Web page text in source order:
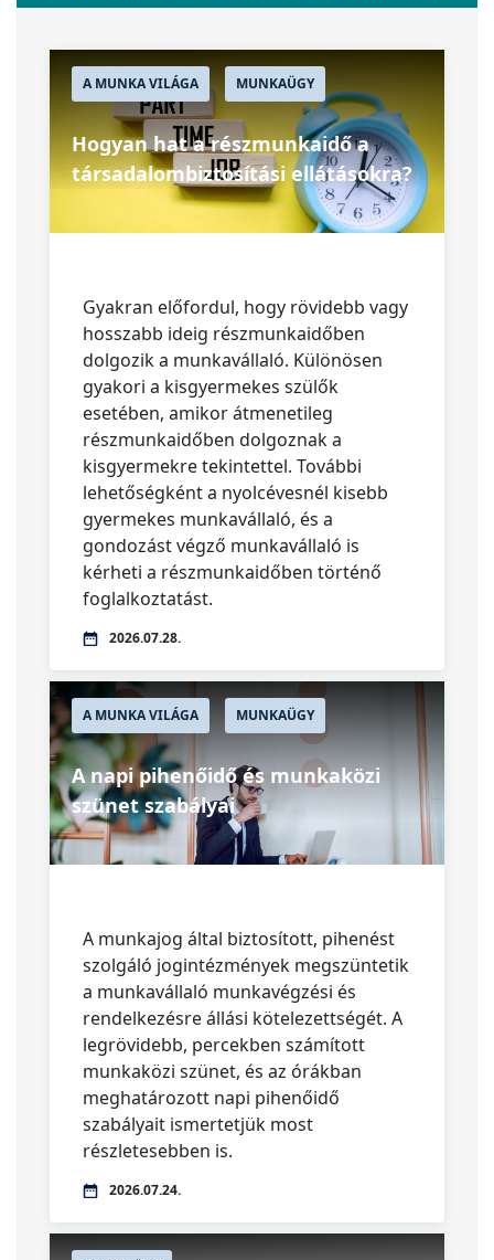
A MUNKA VILÁGA MUNKAÜGY
Hogyan hat a részmunkaidő a
társadalombiztosítási ellátásokra?
Gyakran előfordul, hogy rövidebb vagy
hosszabb ideig részmunkaidőben
dolgozik a munkavállaló. Különösen
gyakori a kisgyermekes szülők
esetében, amikor átmenetileg
részmunkaidőben dolgoznak a
kisgyermekre tekintettel. További
lehetőségként a nyolcévesnél kisebb
gyermekes munkavállaló, és a
gondozást végző munkavállaló is
kérheti a részmunkaidőben történő
foglalkoztatást.
2026.07.28.
A MUNKA VILÁGA MUNKAÜGY
A napi pihenőidő és munkaközi
szünet szabályai
A munkajog által biztosított, pihenést
szolgáló jogintézmények megszüntetik
a munkavállaló munkavégzési és
rendelkezésre állási kötelezettségét. A
legrövidebb, percekben számított
munkaközi szünet, és az órákban
meghatározott napi pihenőidő
szabályait ismertetjük most
részletesebben is.
2026.07.24.